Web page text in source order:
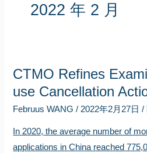
2022 年 2 月
CTMO Refines
use Cancellation
Februus WANG/ 2022年2月27日/
In 2020, the average number of
applications in China reached